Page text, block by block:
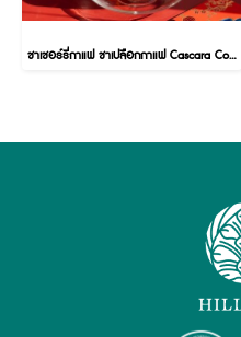
ชาเชอร์รี่กาแฟ ชาเปลือกกาแฟ Cascara Coffee Cherry Tea ชากาแฟเชอร์รี่ คาสคาร่า 1 กล่อง 20 ซอง